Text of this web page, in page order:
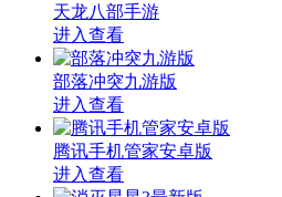
天龙八部手游
进入查看
部落冲突九游版
进入查看
腾讯手机管家安卓版
进入查看